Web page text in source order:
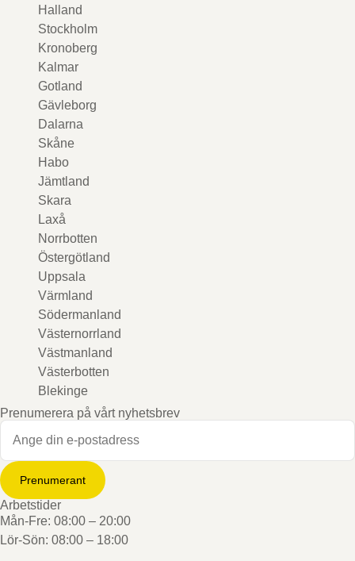
Halland
Stockholm
Kronoberg
Kalmar
Gotland
Gävleborg
Dalarna
Skåne
Habo
Jämtland
Skara
Laxå
Norrbotten
Östergötland
Uppsala
Värmland
Södermanland
Västernorrland
Västmanland
Västerbotten
Blekinge
Prenumerera på vårt nyhetsbrev
Prenumerant
Arbetstider
Mån-Fre: 08:00 – 20:00
Lör-Sön: 08:00 – 18:00